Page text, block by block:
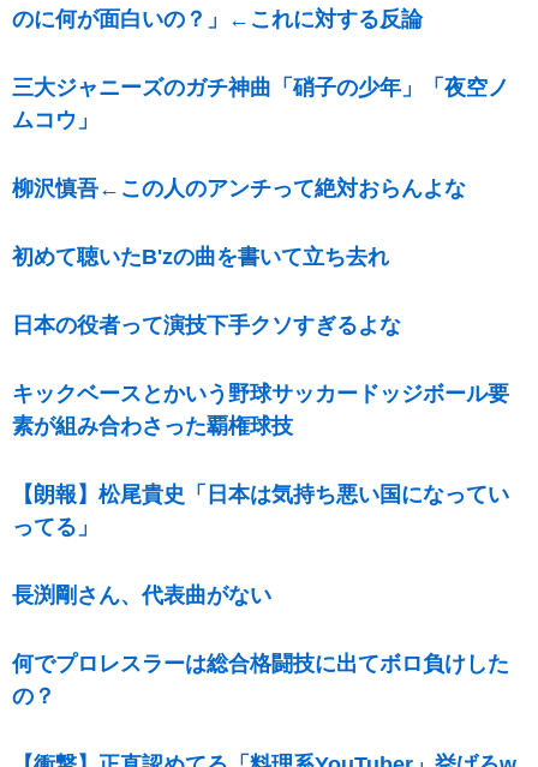
のに何が面白いの？」←これに対する反論
三大ジャニーズのガチ神曲「硝子の少年」「夜空ノ
ムコウ」
柳沢慎吾←この人のアンチって絶対おらんよな
初めて聴いたB'zの曲を書いて立ち去れ
日本の役者って演技下手クソすぎるよな
キックベースとかいう野球サッカードッジボール要
素が組み合わさった覇権球技
【朗報】松尾貴史「日本は気持ち悪い国になってい
ってる」
長渕剛さん、代表曲がない
何でプロレスラーは総合格闘技に出てボロ負けした
の？